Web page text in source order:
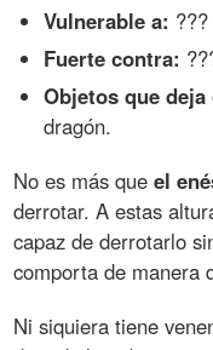
Vulnerable a: ???
Fuerte contra:
Objetos que deja
dragón.
No es más queel
derrotar. A estas
capaz de derrotarlo
comporta de manera
Ni siquiera tiene